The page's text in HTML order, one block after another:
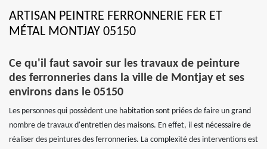
ARTISAN PEINTRE FERRONNERIE FER ET
MÉTAL MONTJAY 05150
Ce qu'il faut savoir sur les travaux de peinture
des ferronneries dans la ville de Montjay et ses
environs dans le 05150
Les personnes qui possèdent une habitation sont priées de faire un grand
nombre de travaux d'entretien des maisons. En effet, il est nécessaire de
réaliser des peintures des ferronneries. La complexité des interventions est